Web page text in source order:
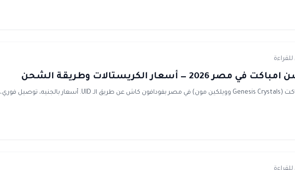
— أسعار الكريستالات وطريقة الشحن
اشحن جينشن امباكت (Genesis Crystals وويلكين مون) في مصر بفودافون كاش عن طريق الـ UID. أسعار بالجنيه، توصيل فوري،